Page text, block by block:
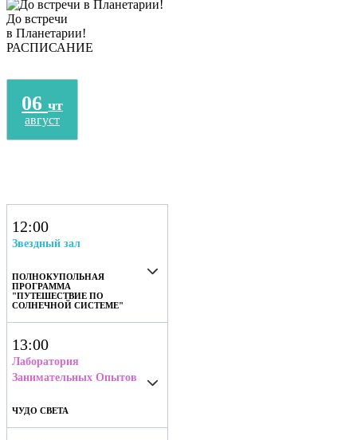
До встречи
в Планетарии!
РАСПИСАНИЕ
06 чт
август
12:00
Звездный зал
ПОЛНОКУПОЛЬНАЯ
ПРОГРАММА
"ПУТЕШЕСТВИЕ ПО
СОЛНЕЧНОЙ СИСТЕМЕ"
небом
Красочная
зала о Солнце,
планетах, их
13:00
Лаборатория
Занимательных Опытов
ЧУДО СВЕТА